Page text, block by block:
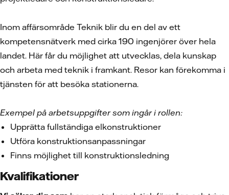
Inom affärsområde Teknik blir du en del av ett
kompetensnätverk med cirka 190 ingenjörer över hela
landet. Här får du möjlighet att utvecklas, dela kunskap
och arbeta med teknik i framkant. Resor kan förekomma i
tjänsten för att besöka stationerna.
Exempel på arbetsuppgifter som ingår i rollen:
Upprätta fullständiga elkonstruktioner
Utföra konstruktionsanpassningar
Finns möjlighet till konstruktionsledning
Kvalifikationer